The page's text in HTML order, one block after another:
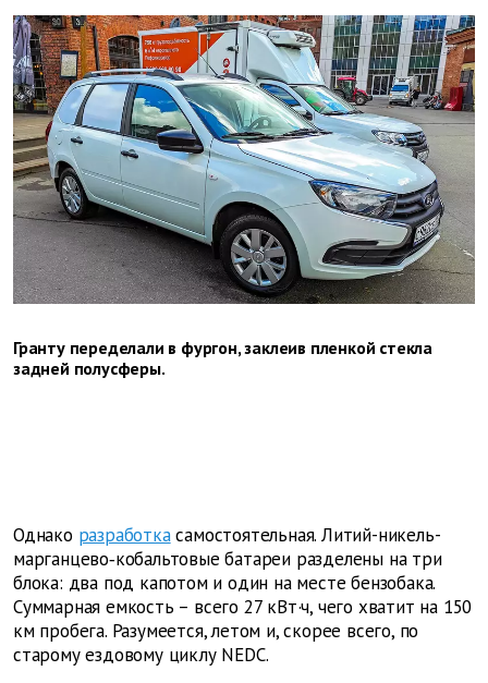
Гранту переделали в фургон, заклеив пленкой стекла
задней полусферы.
Однако разработкасамостоятельная. Литий-никель-
марганцево‑кобальтовые батареи разделены на три
блока: два под капотом и один на месте бензобака.
Суммарная емкость – всего 27 кВт·ч, чего хватит на 150
км пробега. Разумеется, летом и, скорее всего, по
старому ездовому циклу NEDC.